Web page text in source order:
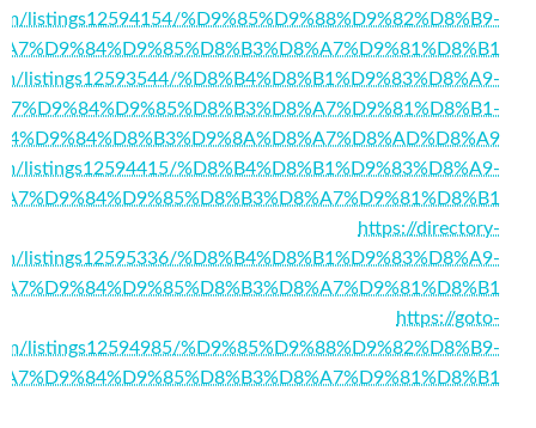
listings12594154/%D9%85%D9%88%D9%82%D8%B9-
listings12593544/%D8%B4%D8%B1%D9%83%D8%A9-
listings12594415/%D8%B4%D8%B1%D9%83%D8%A9-
https://directory-
listings12595336/%D8%B4%D8%B1%D9%83%D8%A9-
https://goto-
listings12594985/%D9%85%D9%88%D9%82%D8%B9-